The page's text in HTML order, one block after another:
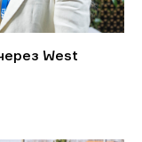
West